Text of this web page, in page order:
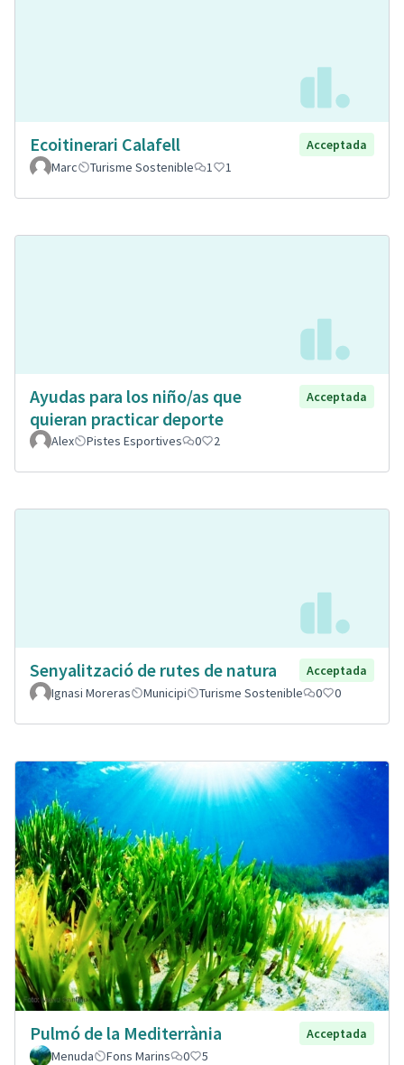
Ecoitinerari Calafell
Acceptada
Marc
Turisme Sostenible 1 1
Ayudas para los niño/as que
quieran practicar deporte
Acceptada
Alex Pistes Esportives 0 2
Senyalització de rutes de natura
Acceptada
Ignasi Moreras
Municipi Turisme Sostenible 0 0
Pulmó de la Mediterrània
Acceptada
Menuda
Fons Marins 0 5